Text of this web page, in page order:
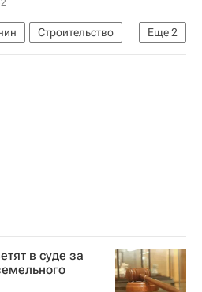
Еще2
Строительство
объекты
в суде за